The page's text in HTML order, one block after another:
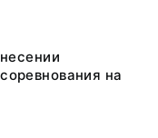
на